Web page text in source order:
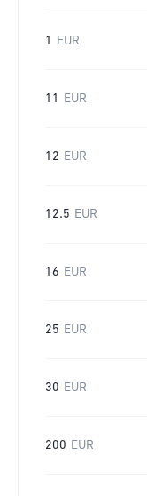
1 EUR
11 EUR
12 EUR
12.5 EUR
16 EUR
25 EUR
30 EUR
200 EUR